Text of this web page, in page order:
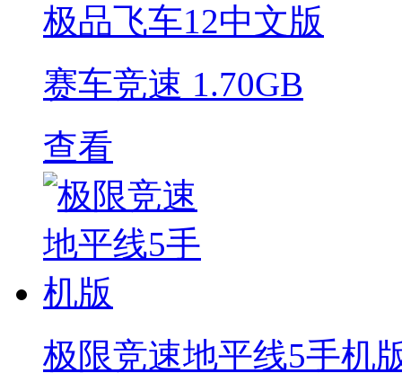
极品飞车12中文版
赛车竞速 1.70GB
查看
极限竞速地平线5手机